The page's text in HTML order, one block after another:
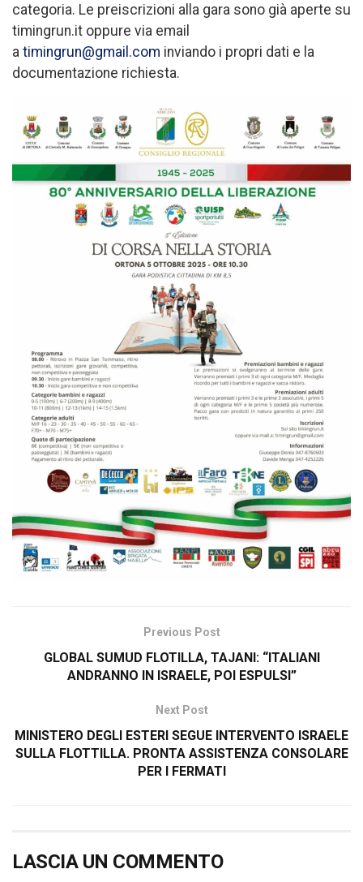
categoria. Le preiscrizioni alla gara sono già aperte su
timingrun.it oppure via email
a timingrun@gmail.com inviando i propri dati e la
documentazione richiesta.
Previous Post
GLOBAL SUMUD FLOTILLA, TAJANI: “ITALIANI
ANDRANNO IN ISRAELE, POI ESPULSI”
Next Post
MINISTERO DEGLI ESTERI SEGUE INTERVENTO ISRAELE
SULLA FLOTTILLA. PRONTA ASSISTENZA CONSOLARE
PER I FERMATI
LASCIA UN COMMENTO